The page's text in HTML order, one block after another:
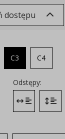
dostępu
C3 C4
Odstępy:
Zmień